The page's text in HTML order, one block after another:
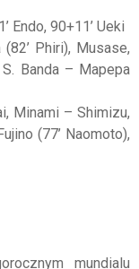
Endo, 90+11’ Ueki
Phiri), Musase,
Banda – Mapepa
Minami – Shimizu,
(77’ Naomoto),
mundialu